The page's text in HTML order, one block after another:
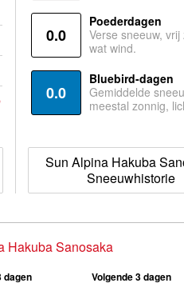
0.0
Poederdagen
Verse sneeuw, vrij
wat wind.
0.0
Bluebird-dagen
Gemiddelde
meestal zonnig,
Sun Alpina Hakuba
Sneeuwhistorie
Hakuba Sanosaka
dagen Volgende 3 dagen